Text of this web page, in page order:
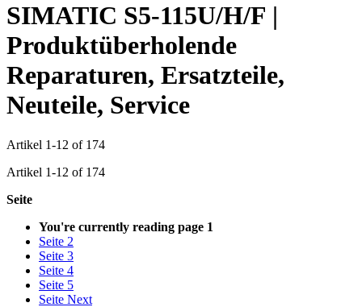
SIMATIC S5-115U/H/F |
Produktüberholende
Reparaturen, Ersatzteile,
Neuteile, Service
Artikel 1-12 of 174
Artikel 1-12 of 174
Seite
You're currently reading page 1
Seite 2
Seite 3
Seite 4
Seite 5
Seite Next